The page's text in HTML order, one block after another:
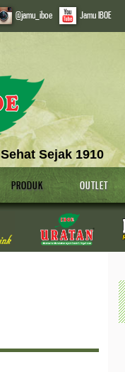
@jamu_iboe Jamu IBOE
Sejak 1910
PRODUK OUTLET